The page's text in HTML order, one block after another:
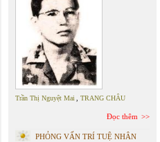
Trần Thị Nguyệt Mai TRANG CHÂU
Đọc thêm
PHỎNG VẤN TRÍ TUỆ NHÂN